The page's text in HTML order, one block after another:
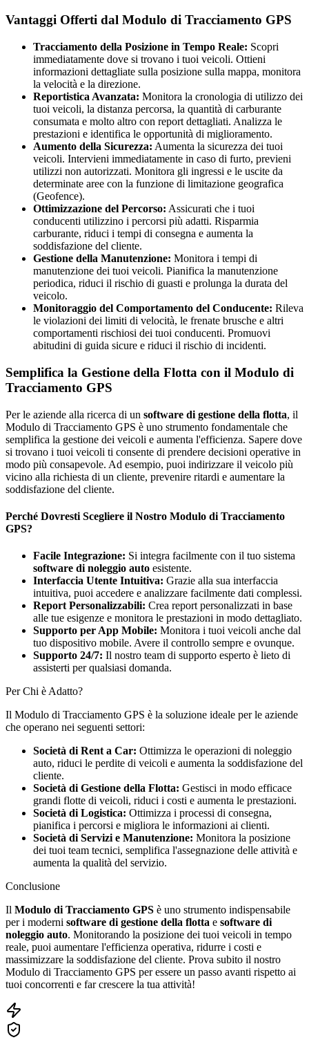
Vantaggi Offerti dal Modulo di Tracciamento GPS
Tracciamento della Posizione in Tempo Reale: Scopri
immediatamente dove si trovano i tuoi veicoli. Ottieni
informazioni dettagliate sulla posizione sulla mappa, monitora
la velocità e la direzione.
Reportistica Avanzata: Monitora la cronologia di utilizzo dei
tuoi veicoli, la distanza percorsa, la quantità di carburante
consumata e molto altro con report dettagliati. Analizza le
prestazioni e identifica le opportunità di miglioramento.
Aumento della Sicurezza: Aumenta la sicurezza dei tuoi
veicoli. Intervieni immediatamente in caso di furto, previeni
utilizzi non autorizzati. Monitora gli ingressi e le uscite da
determinate aree con la funzione di limitazione geografica
(Geofence).
Ottimizzazione del Percorso: Assicurati che i tuoi
conducenti utilizzino i percorsi più adatti. Risparmia
carburante, riduci i tempi di consegna e aumenta la
soddisfazione del cliente.
Gestione della Manutenzione: Monitora i tempi di
manutenzione dei tuoi veicoli. Pianifica la manutenzione
periodica, riduci il rischio di guasti e prolunga la durata del
veicolo.
Monitoraggio del Comportamento del Conducente: Rileva
le violazioni dei limiti di velocità, le frenate brusche e altri
comportamenti rischiosi dei tuoi conducenti. Promuovi
abitudini di guida sicure e riduci il rischio di incidenti.
Semplifica la Gestione della Flotta con il Modulo di
Tracciamento GPS
Per le aziende alla ricerca di un software di gestione della flotta, il
Modulo di Tracciamento GPS è uno strumento fondamentale che
semplifica la gestione dei veicoli e aumenta l'efficienza. Sapere dove
si trovano i tuoi veicoli ti consente di prendere decisioni operative in
modo più consapevole. Ad esempio, puoi indirizzare il veicolo più
vicino alla richiesta di un cliente, prevenire ritardi e aumentare la
soddisfazione del cliente.
Perché Dovresti Scegliere il Nostro Modulo di Tracciamento
GPS?
Facile Integrazione: Si integra facilmente con il tuo sistema
software di noleggio auto esistente.
Interfaccia Utente Intuitiva: Grazie alla sua interfaccia
intuitiva, puoi accedere e analizzare facilmente dati complessi.
Report Personalizzabili: Crea report personalizzati in base
alle tue esigenze e monitora le prestazioni in modo dettagliato.
Supporto per App Mobile: Monitora i tuoi veicoli anche dal
tuo dispositivo mobile. Avere il controllo sempre e ovunque.
Supporto 24/7: Il nostro team di supporto esperto è lieto di
assisterti per qualsiasi domanda.
Per Chi è Adatto?
Il Modulo di Tracciamento GPS è la soluzione ideale per le aziende
che operano nei seguenti settori:
Società di Rent a Car: Ottimizza le operazioni di noleggio
auto, riduci le perdite di veicoli e aumenta la soddisfazione del
cliente.
Società di Gestione della Flotta: Gestisci in modo efficace
grandi flotte di veicoli, riduci i costi e aumenta le prestazioni.
Società di Logistica: Ottimizza i processi di consegna,
pianifica i percorsi e migliora le informazioni ai clienti.
Società di Servizi e Manutenzione: Monitora la posizione
dei tuoi team tecnici, semplifica l'assegnazione delle attività e
aumenta la qualità del servizio.
Conclusione
Il Modulo di Tracciamento GPS è uno strumento indispensabile
per i moderni software di gestione della flotta e software di
noleggio auto. Monitorando la posizione dei tuoi veicoli in tempo
reale, puoi aumentare l'efficienza operativa, ridurre i costi e
massimizzare la soddisfazione del cliente. Prova subito il nostro
Modulo di Tracciamento GPS per essere un passo avanti rispetto ai
tuoi concorrenti e far crescere la tua attività!